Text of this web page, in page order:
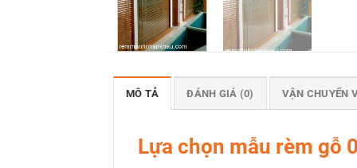
MÔ TẢ ĐÁNH GIÁ (0) VẬN CHUYỂN
Lựa chọn mẫu rèm gỗ